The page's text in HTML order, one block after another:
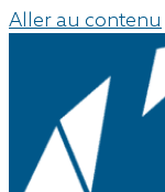
Aller au contenu